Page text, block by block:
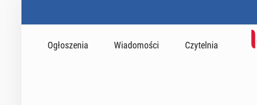
Ogłoszenia Wiadomości Czytelnia